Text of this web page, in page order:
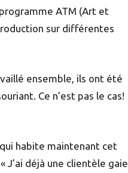
ATM (Art et
sur différentes
ensemble, ils ont été
Ce n’est pas le cas!
habite maintenant cet
J’ai déjà une clientèle gaie